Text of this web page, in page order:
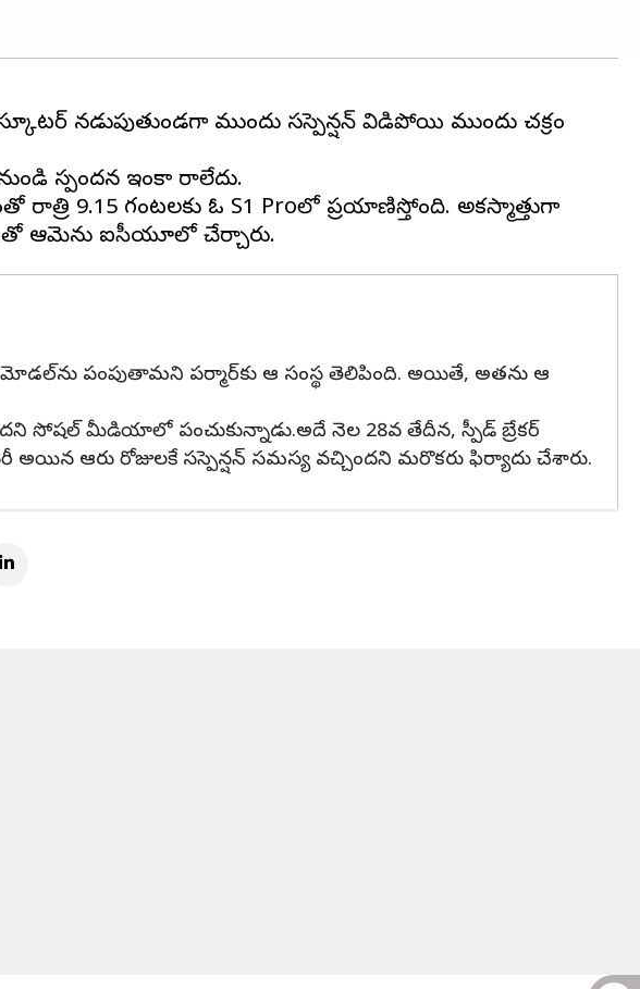
నడుపుతుండగా ముందు సస్పెన్షన్ విడిపోయి ముందు చక్రం
స్పందన ఇంకా రాలేదు.
9.15 గంటలకు ఓలా S1 Proలో ప్రయాణిస్తోంది. అకస్మాత్తుగా
మోడల్‌ను పంపుతామని పర్మార్‌కు ఆ సంస్థ తెలిపింది. అయితే, అతను ఆ
సోషల్ మీడియాలో పంచుకున్నాడు.అదే నెల 28వ తేదీన, స్పీడ్ బ్రేకర్
ఆరు రోజులకే సస్పెన్షన్ సమస్య వచ్చిందని మరొకరు ఫిర్యాదు చేశారు.